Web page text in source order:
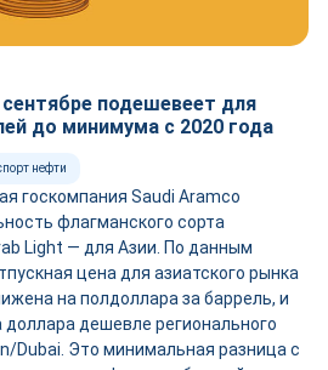
подешевеет для
до минимума с 2020 года
нефти
госкомпания Saudi Aramco
флагманского сорта
Light — для Азии. По данным
цена для азиатского рынка
на полдоллара за баррель, и
доллара дешевле регионального
Dubai. Это минимальная разница с